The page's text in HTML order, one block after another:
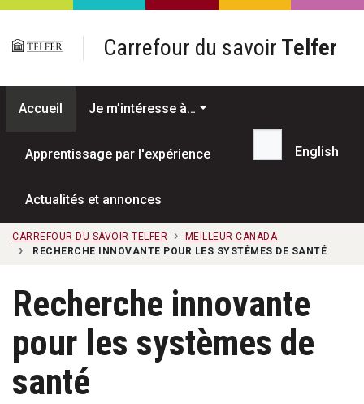
Passer au contenu principal
Carrefour du savoir Telfer
Accueil Je m’intéresse à…
Apprentissage par l'expérience
Actualités et annonces
Recherche...
English
CARREFOUR DU SAVOIR TELFER
MEILLEUR CANADA
RECHERCHE INNOVANTE POUR LES SYSTÈMES DE SANTÉ
Recherche innovante
pour les systèmes de
santé